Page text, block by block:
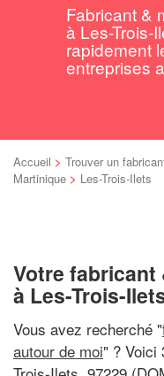
Fabricant &
à Les-Trois-
rapidement
entreprises
Accueil > Trouver un
Martinique > Les-Trois-Ilets
Votre fabricant
à Les-Trois-
Vous avez recherché "
autour de moi" ? Voici